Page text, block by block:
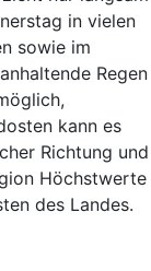
in vielen
sowie im
Regen
kann es
Richtung und
Höchstwerte
des Landes.